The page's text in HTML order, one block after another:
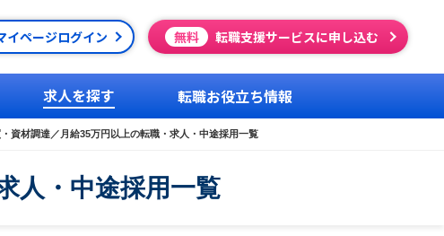
イページログイン 無料 転職支援サービスに申し込む
求人を探す 転職お役立ち情報
資材調達／月給35万円以上の転職・求人・中途採用一覧
人・中途採用一覧